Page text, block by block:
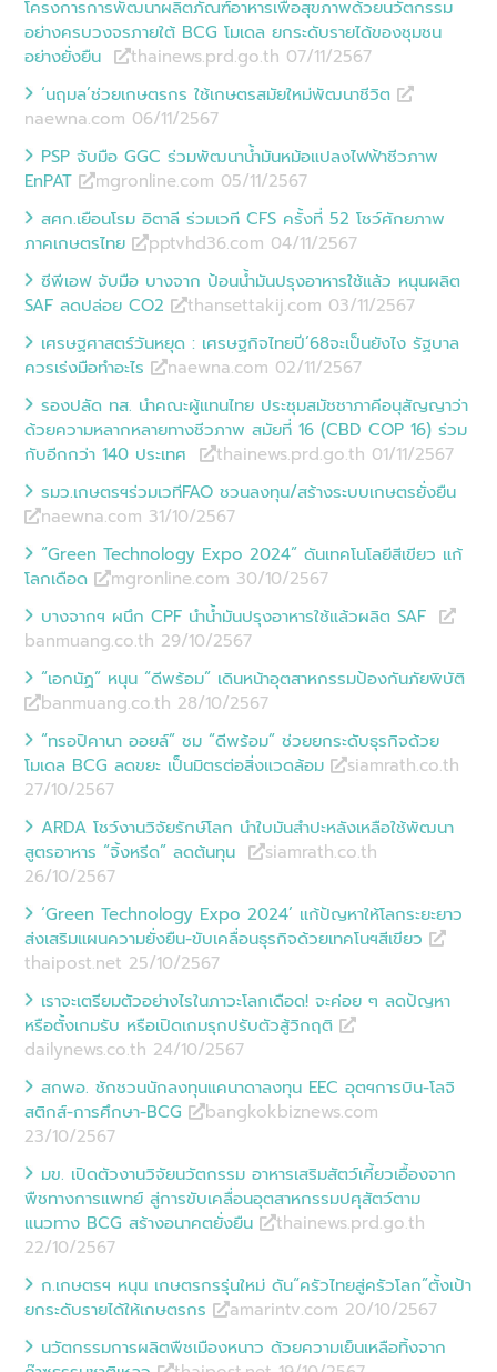
โครงการการพัฒนาผลิตภัณฑ์อาหารเพื่อสุขภาพด้วยนวัตกรรม
อย่างครบวงจรภายใต้ BCG โมเดล ยกระดับรายได้ของชุมชน
อย่างยั่งยืน
thainews.prd.go.th 07/11/2567
‘นฤมล’ช่วยเกษตรกร ใช้เกษตรสมัยใหม่พัฒนาชีวิต
naewna.com 06/11/2567
PSP จับมือ GGC ร่วมพัฒนาน้ำมันหม้อแปลงไฟฟ้าชีวภาพ
EnPAT
mgronline.com 05/11/2567
สศก.เยือนโรม อิตาลี ร่วมเวที CFS ครั้งที่ 52 โชว์ศักยภาพ
ภาคเกษตรไทย
pptvhd36.com 04/11/2567
ซีพีเอฟ จับมือ บางจาก ป้อนน้ำมันปรุงอาหารใช้แล้ว หนุนผลิต
SAF ลดปล่อย CO2
thansettakij.com 03/11/2567
เศรษฐศาสตร์วันหยุด : เศรษฐกิจไทยปี’68จะเป็นยังไง รัฐบาล
ควรเร่งมือทำอะไร
naewna.com 02/11/2567
รองปลัด ทส. นำคณะผู้แทนไทย ประชุมสมัชชาภาคีอนุสัญญาว่า
ด้วยความหลากหลายทางชีวภาพ สมัยที่ 16 (CBD COP 16) ร่วม
กับอีกกว่า 140 ประเทศ
thainews.prd.go.th 01/11/2567
รมว.เกษตรฯร่วมเวทีFAO ชวนลงทุน/สร้างระบบเกษตรยั่งยืน
naewna.com 31/10/2567
“Green Technology Expo 2024” ดันเทคโนโลยีสีเขียว แก้
โลกเดือด
mgronline.com 30/10/2567
บางจากฯ ผนึก CPF นำน้ำมันปรุงอาหารใช้แล้วผลิต SAF
banmuang.co.th 29/10/2567
“เอกนัฏ” หนุน “ดีพร้อม” เดินหน้าอุตสาหกรรมป้องกันภัยพิบัติ
banmuang.co.th 28/10/2567
“ทรอปิคานา ออยล์” ชม “ดีพร้อม” ช่วยยกระดับธุรกิจด้วย
โมเดล BCG ลดขยะ เป็นมิตรต่อสิ่งแวดล้อม
siamrath.co.th
27/10/2567
ARDA โชว์งานวิจัยรักษ์โลก นำใบมันสำปะหลังเหลือใช้พัฒนา
สูตรอาหาร “จิ้งหรีด” ลดต้นทุน
siamrath.co.th
26/10/2567
‘Green Technology Expo 2024’ แก้ปัญหาให้โลกระยะยาว
ส่งเสริมแผนความยั่งยืน-ขับเคลื่อนธุรกิจด้วยเทคโนฯสีเขียว
thaipost.net 25/10/2567
เราจะเตรียมตัวอย่างไรในภาวะโลกเดือด! จะค่อย ๆ ลดปัญหา
หรือตั้งเกมรับ หรือเปิดเกมรุกปรับตัวสู้วิกฤติ
dailynews.co.th 24/10/2567
สกพอ. ชักชวนนักลงทุนแคนาดาลงทุน EEC อุตฯการบิน-โลจิ
สติกส์-การศึกษา-BCG
bangkokbiznews.com
23/10/2567
มข. เปิดตัวงานวิจัยนวัตกรรม อาหารเสริมสัตว์เคี้ยวเอื้องจาก
พืชทางการแพทย์ สู่การขับเคลื่อนอุตสาหกรรมปศุสัตว์ตาม
แนวทาง BCG สร้างอนาคตยั่งยืน
thainews.prd.go.th
22/10/2567
ก.เกษตรฯ หนุน เกษตรกรรุ่นใหม่ ดัน“ครัวไทยสู่ครัวโลก”ตั้งเป้า
ยกระดับรายได้ให้เกษตรกร
amarintv.com 20/10/2567
นวัตกรรมการผลิตพืชเมืองหนาว ด้วยความเย็นเหลือทิ้งจาก